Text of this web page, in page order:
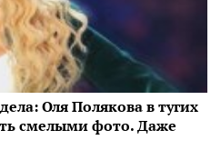
Оля Полякова в тугих
смелыми фото. Даже